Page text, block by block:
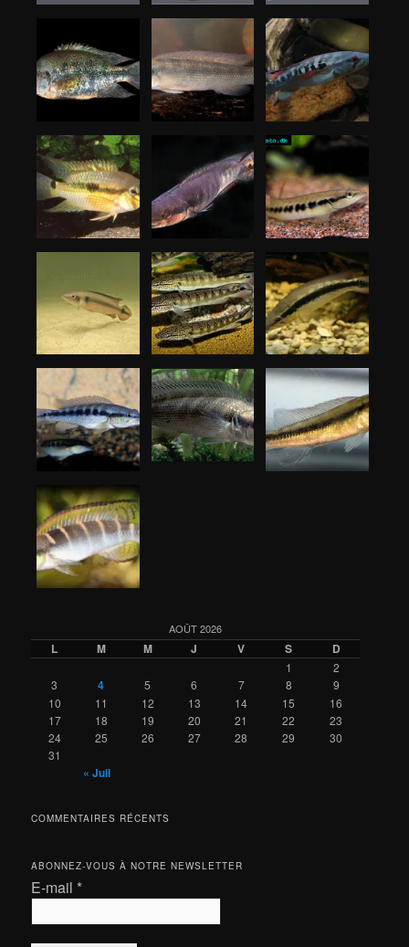
AOÛT 2026
L M M J V S D
1
2
3
4 5 6 7 8
9
10
11 12 13 14 15
16
17
18 19 20 21 22
23
24
25 26 27 28 29
30
31
« Juil
COMMENTAIRES RÉCENTS
ABONNEZ-VOUS À NOTRE NEWSLETTER
E-mail *